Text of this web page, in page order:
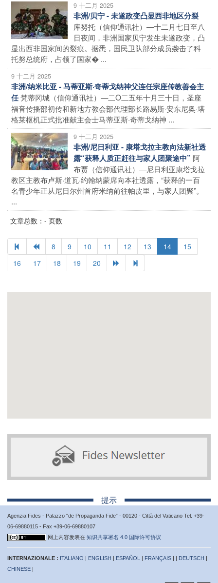
9 十二月 2025
非洲/贝宁 - 未遂政变凸显西非地区分裂
库努托（信仰通讯社）—十二月七日至八
日夜间，非洲国家贝宁发生未遂政变，凸
显出西非国家间的裂痕。据悉，国民卫队部分成员袭击了科
托努总统府，占领了国家� ...
9 十二月 2025
非洲/纳米比亚 - 马蒂亚斯·奇蒂戈纳神父连任宗座传教善会主
任梵蒂冈城（信仰通讯社）—二O二五年十月三十日，圣座
福音传播部初传和新地方教会部代理部长路易斯·安东尼奥·塔
格莱枢机正式批准献主会士马蒂亚斯·奇蒂戈纳神 ...
9 十二月 2025
非洲/尼日利亚 - 康塔戈拉主教向法新社透
露“获释人质正赶往与家人团聚途中” 阿
布贾（信仰通讯社）—尼日利亚康塔戈拉
教区主教布卢斯·道瓦·约翰纳蒙席向本社透露，“获释的一百
名青少年正从尼日尔州首府米纳前往帕皮里，与家人团聚”。
...
文章总数：- 页数
8 9 10 11 12 13 14
15
16
17 18 19 20
提示
Agenzia Fides - Palazzo “de Propaganda Fide” - 00120 - Città del Vaticano Tel. +39-
06-69880115 - Fax +39-06-69880107
网上内容发表在 知识共享署名 4.0 国际许可协议
INTERNAZIONALE : ITALIANO | ENGLISH | ESPAÑOL | FRANÇAIS | | DEUTSCH |
CHINESE |